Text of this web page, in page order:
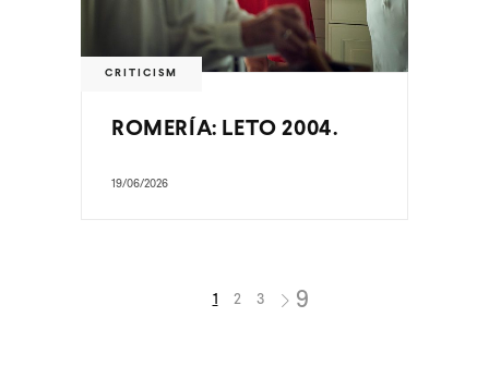
CRITICISM
ROMERÍA: LETO 2004.
19/06/2026
1 2 3